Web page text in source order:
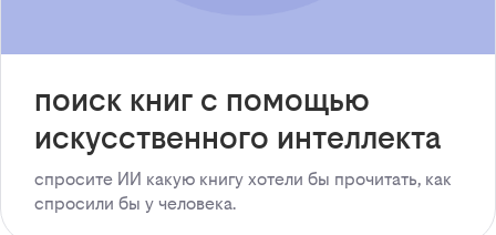
поиск книг с помощью
искусственного интеллекта
спросите ИИ какую книгу хотели бы прочитать, как
спросили бы у человека.